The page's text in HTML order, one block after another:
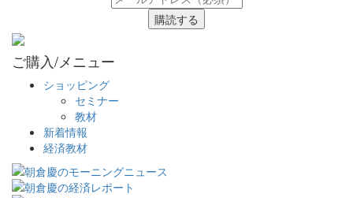
購読する
ご購入/メニュー
ショッピング
セミナー
教材
新着情報
経済教材